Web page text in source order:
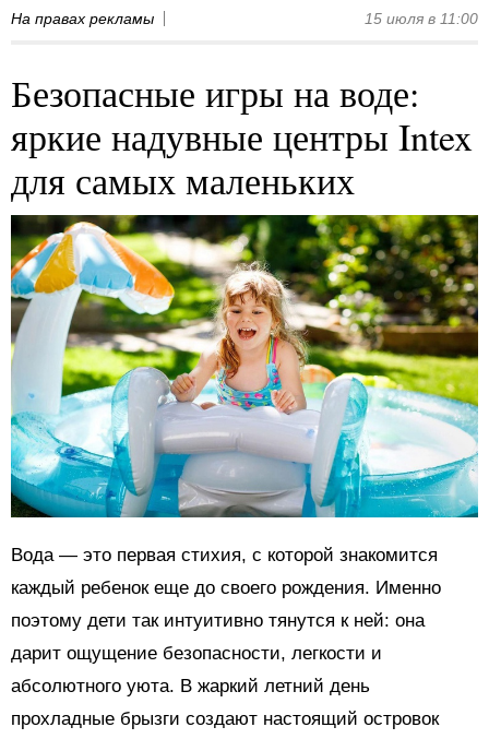
На правах рекламы 15 июля в 11:00
Безопасные игры на воде:
яркие надувные центры Intex
для самых маленьких
Вода — это первая стихия, с которой знакомится
каждый ребенок еще до своего рождения. Именно
поэтому дети так интуитивно тянутся к ней: она
дарит ощущение безопасности, легкости и
абсолютного уюта. В жаркий летний день
прохладные брызги создают настоящий островок